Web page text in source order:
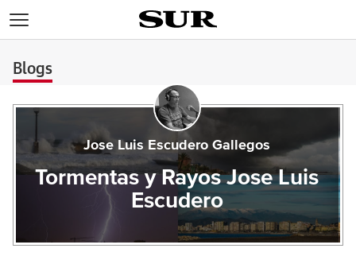
Blogs
Jose Luis Escudero Gallegos
Tormentas y Rayos Jose Luis
Escudero